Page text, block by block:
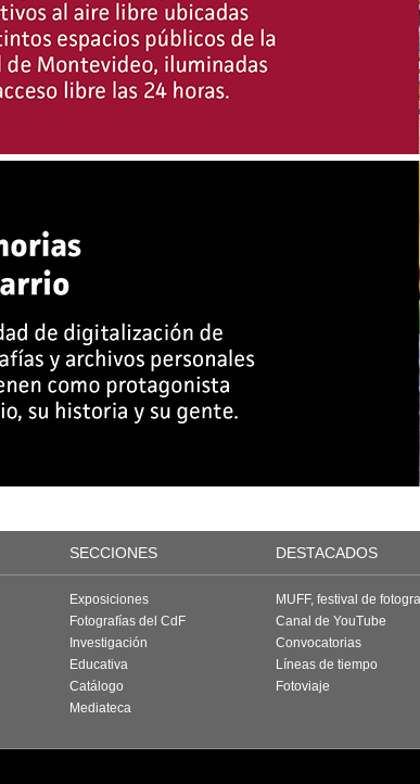
SECCIONES DESTACADOS
Exposiciones
Fotografías del CdF
Investigación
Educativa
Catálogo
Mediateca
MUFF, festival de
Canal de YouTube
Convocatorias
Líneas de tiempo
Fotoviaje